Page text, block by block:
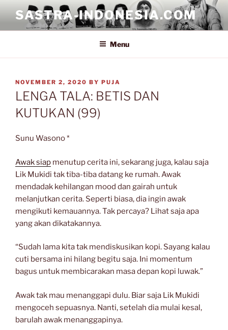
content
SASTRA-INDONESIA.COM
Menu
POSTED
ON
NOVEMBER 2, 2020 BY PUJA
LENGA TALA: BETIS DAN
KUTUKAN (99)
Sunu Wasono *
Awak siap menutup cerita ini, sekarang juga, kalau saja
Lik Mukidi tak tiba-tiba datang ke rumah. Awak
mendadak kehilangan mood dan gairah untuk
melanjutkan cerita. Seperti biasa, dia ingin awak
mengikuti kemauannya. Tak percaya? Lihat saja apa
yang akan dikatakannya.
“Sudah lama kita tak mendiskusikan kopi. Sayang kalau
cuti bersama ini hilang begitu saja. Ini momentum
bagus untuk membicarakan masa depan kopi luwak.”
Awak tak mau menanggapi dulu. Biar saja Lik Mukidi
mengoceh sepuasnya. Nanti, setelah dia mulai kesal,
barulah awak menanggapinya.